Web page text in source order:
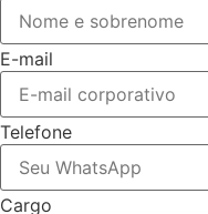
E-mail
Telefone
Cargo